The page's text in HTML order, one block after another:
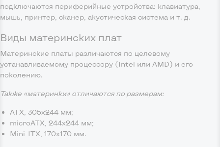
подключаются периферийные устройства: клавиатура,
мышь, принтер, сканер, акустическая система и т. д.
Виды материнских плат
Материнские платы различаются по целевому
устанавливаемому процессору (Intel или AMD) и его
поколению.
Также «материнки» отличаются по размерам:
ATX, 305х244 мм;
microATX, 244х244 мм;
Mini-ITX, 170х170 мм.